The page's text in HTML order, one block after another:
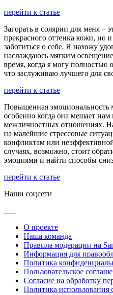
перейти к статье
Загорать в солярии для меня –
прекрасного оттенка кожи, но и
заботиться о себе. Я нахожу
наслаждаюсь мягким
время, когда я могу полностью
что заслуживаю лучшего для
перейти к статье
Повышенная эмоциональность
особенно когда она мешает
межличностных отношениях.
на малейшие стрессовые
конфликтам или
случаях, возможно, стоит
эмоциями и найти способы
перейти к статье
Наши соцсети
О проекте
Наша команда
Правила модерации на
Информация для
Политика
Пользовательское
Согласие на обработку
Политика использования